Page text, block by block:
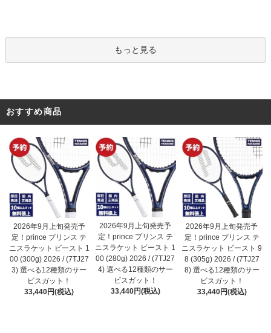
もっと見る
おすすめ商品
2026年9月上旬発売予
定！prince プリンス テ
ニスラケット ビースト 1
00 (300g) 2026 / (7TJ27
3) 選べる12種類のサー
ビスガット！
33,440円(税込)
2026年9月上旬発売予
定！prince プリンス テ
ニスラケット ビースト 1
00 (280g) 2026 / (7TJ27
4) 選べる12種類のサー
ビスガット！
33,440円(税込)
2026年9月上旬発売予
定！prince プリンス テ
ニスラケット ビースト 9
8 (305g) 2026 / (7TJ27
8) 選べる12種類のサー
ビスガット！
33,440円(税込)